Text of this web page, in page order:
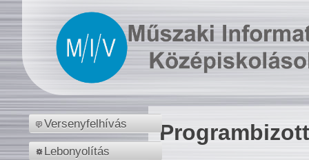
Versenyfelhívás
Lebonyolítás